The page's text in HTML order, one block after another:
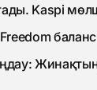
Kaspi